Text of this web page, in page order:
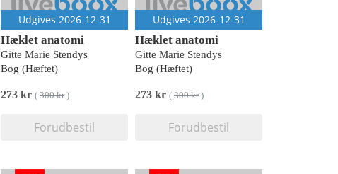
Udgives 2026-12-31
Hæklet anatomi
Gitte Marie Stendys
Bog (Hæftet)
273 kr ( 300 kr)
Forudbestil
Udgives 2026-12-31
Hæklet anatomi
Gitte Marie Stendys
Bog (Hæftet)
273 kr ( 300 kr)
Forudbestil